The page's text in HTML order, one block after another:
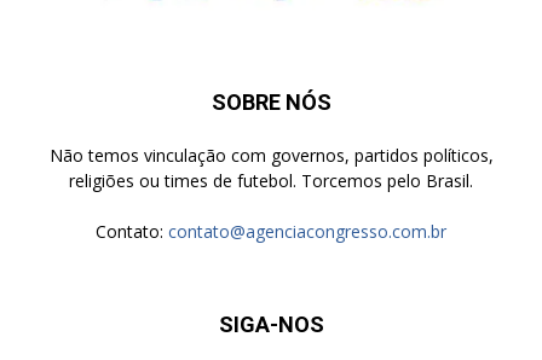
SOBRE NÓS
Não temos vinculação com governos, partidos políticos,
religiões ou times de futebol. Torcemos pelo Brasil.
Contato: contato@agenciacongresso.com.br
SIGA-NOS